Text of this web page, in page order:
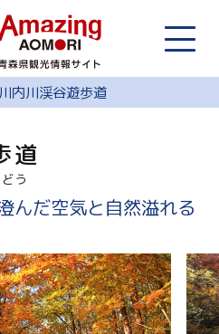
川内川渓谷遊歩道
道
う
だ空気と自然溢れる